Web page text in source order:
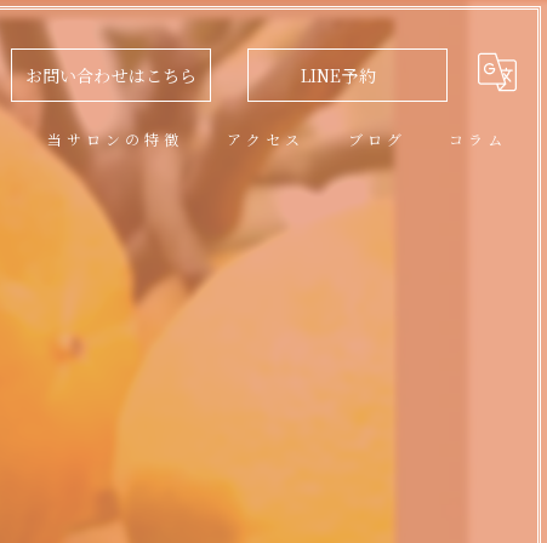
お問い合わせはこちら LINE予約
当サロンの特徴
アロマオイルトリートメント
アクセス ブログ コラム